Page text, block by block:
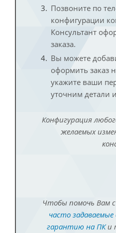
Позвоните по
конфигурации
Консультант
заказа.
Вы можете
оформить заказ
укажите ваши
уточним детали
Конфигурация
желаемых
Чтобы помочь Вам
часто
гарантию на ПКи